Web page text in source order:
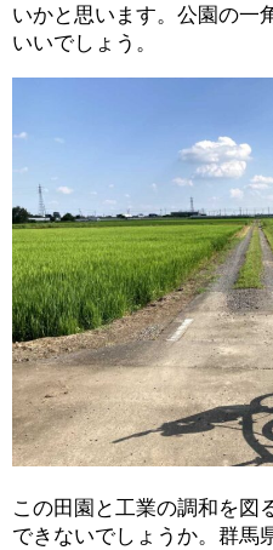
いかと思います。公園の一
いいでしょう。
この田園と工業の調和を図
できないでしょうか。群馬